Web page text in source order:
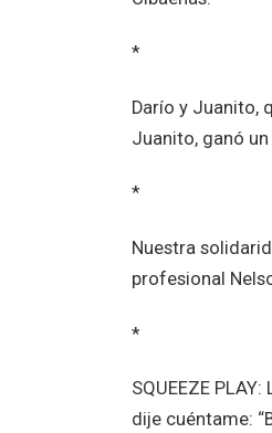
*
Darío y Juanito,
Juanito, ganó
*
Nuestra
profesional
*
SQUEEZE
dije cuéntame: